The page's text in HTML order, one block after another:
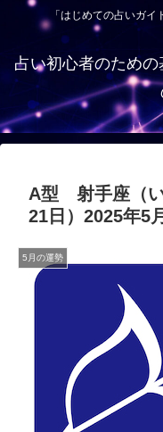
「はじめての占いガイ
占い初心者のため
A型 射手座（い
21日）2025年5
5月の運勢